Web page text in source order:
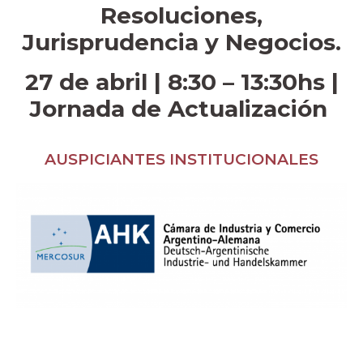
Resoluciones,
Jurisprudencia y Negocios.
27 de abril | 8:30 – 13:30hs |
Jornada de Actualización
AUSPICIANTES INSTITUCIONALES